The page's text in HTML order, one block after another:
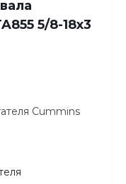
5/8-18x3
Cummins